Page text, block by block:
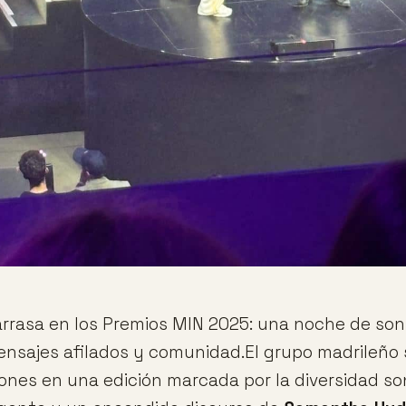
en los Premios MIN 2025: una noche de
afilados y comunidad.El grupo madrileño
en una edición marcada por la diversidad